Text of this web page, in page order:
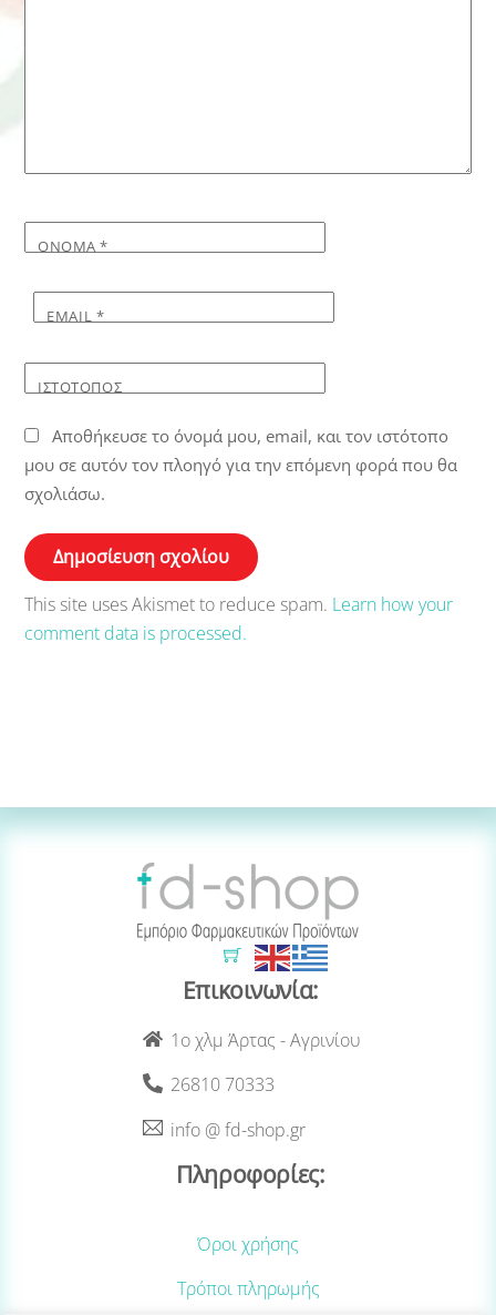
ΌΝΟΜΑ*
EMAIL *
ΙΣΤΌΤΟΠΟΣ
Αποθήκευσε το όνομά μου, email, και τον ιστότοπο
μου σε αυτόν τον πλοηγό για την επόμενη φορά που θα
σχολιάσω.
This site uses Akismet to reduce spam. Learn how your
comment data is processed.
Cart
Επικοινωνία:
1ο χλμ Άρτας - Αγρινίου
26810 70333
info @ fd-shop.gr
Πληροφορίες:
Όροι χρήσης
Τρόποι πληρωμής